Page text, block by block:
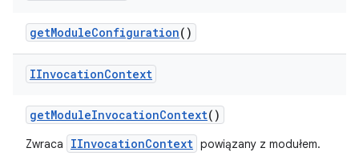
getModuleConfiguration()
IInvocationContext
getModuleInvocationContext()
Zwraca IInvocationContext powiązany z modułem.